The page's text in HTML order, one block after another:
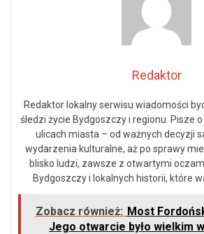
Redaktor
Redaktor lokalny serwisu wiadomości
śledzi życie Bydgoszczy i regionu. Pisze
ulicach miasta – od ważnych decyzji
wydarzenia kulturalne, aż po sprawy
blisko ludzi, zawsze z otwartymi
Bydgoszczy i lokalnych historii, które
Zobacz również: Most
Jego otwarcie było wielkim